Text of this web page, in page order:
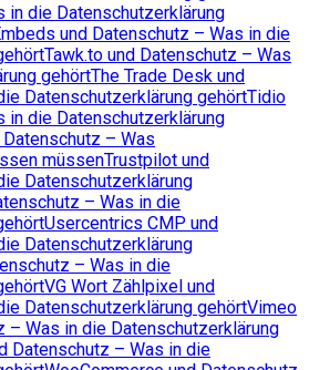
in die Datenschutzerklärung
und Datenschutz – Was in die
Tawk.to und Datenschutz – Was
gehörtThe Trade Desk und
Datenschutzerklärung gehörtTidio
in die Datenschutzerklärung
– Was
müssenTrustpilot und
Datenschutzerklärung
– Was in die
Usercentrics CMP und
Datenschutzerklärung
– Was in die
VG Wort Zählpixel und
Datenschutzerklärung gehörtVimeo
– Was in die Datenschutzerklärung
Datenschutz – Was in die